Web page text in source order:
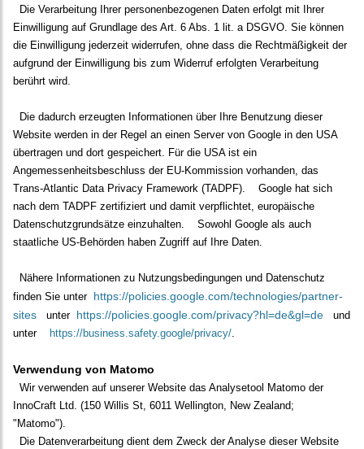
Die Verarbeitung Ihrer personenbezogenen Daten erfolgt mit Ihrer
Einwilligung auf Grundlage des Art. 6 Abs. 1 lit. a DSGVO. Sie können
die Einwilligung jederzeit widerrufen, ohne dass die Rechtmäßigkeit der
aufgrund der Einwilligung bis zum Widerruf erfolgten Verarbeitung
berührt wird.
Die dadurch erzeugten Informationen über Ihre Benutzung dieser
Website werden in der Regel an einen Server von Google in den USA
übertragen und dort gespeichert. Für die USA ist ein
Angemessenheitsbeschluss der EU-Kommission vorhanden, das
Trans-Atlantic Data Privacy Framework (TADPF).
Google hat sich
nach dem TADPF zertifiziert und damit verpflichtet, europäische
Datenschutzgrundsätze einzuhalten.
Sowohl Google als auch
staatliche US-Behörden haben Zugriff auf Ihre Daten.
Nähere Informationen zu Nutzungsbedingungen und Datenschutz
finden Sie unter https://policies.google.com/technologies/partner-
sites
unter https://policies.google.com/privacy?hl=de&gl=de
und
unter
https://business.safety.google/privacy/.
Verwendung von Matomo
Wir verwenden auf unserer Website das Analysetool Matomo der
InnoCraft Ltd. (150 Willis St, 6011 Wellington, New Zealand;
"Matomo").
Die Datenverarbeitung dient dem Zweck der Analyse dieser Website